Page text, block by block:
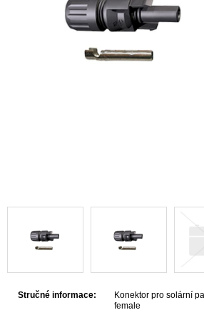
Stručné informace:
Konektor pro solární
female